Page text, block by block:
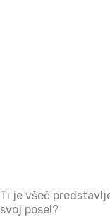
Ti je všeč
svoj posel?